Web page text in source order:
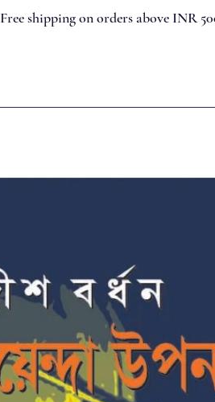
Free shipping on orders above INR